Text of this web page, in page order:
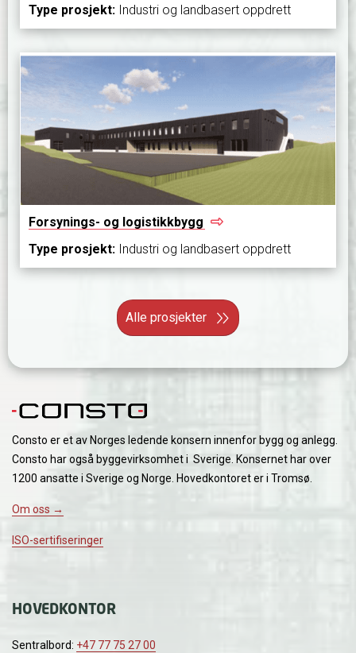
Type prosjekt: Industri og landbasert oppdrett
Forsynings- og logistikkbygg
Type prosjekt: Industri og landbasert oppdrett
Alle prosjekter
Consto er et av Norges ledende konsern innenfor bygg og anlegg.
Consto har også byggevirksomhet i Sverige. Konsernet har over
1200 ansatte i Sverige og Norge. Hovedkontoret er i Tromsø.
Om oss →
ISO-sertifiseringer
HOVEDKONTOR
Sentralbord: +47 77 75 27 00